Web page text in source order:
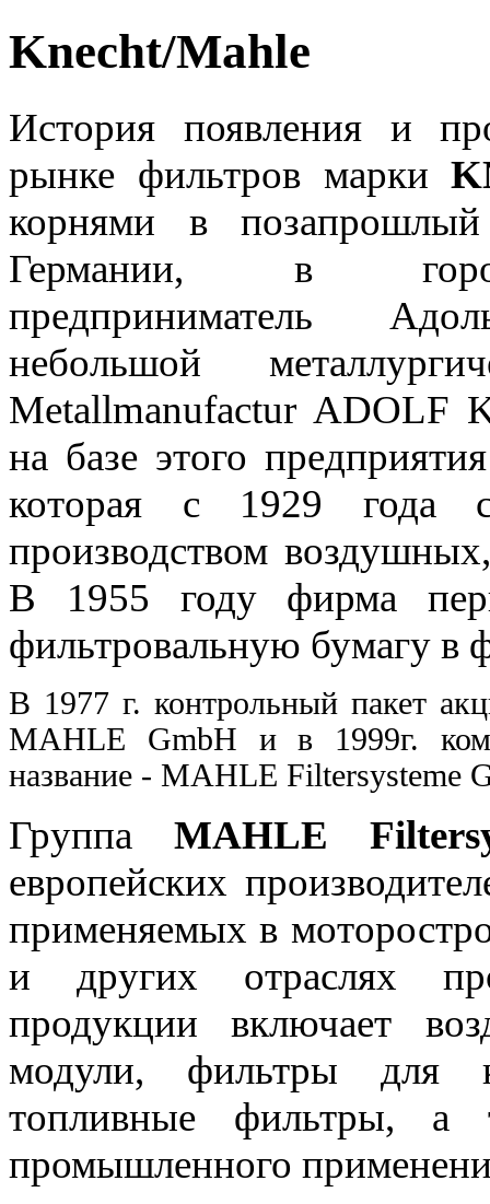
Knecht/Mahle
История появления и
рынке фильтров марки
корнями в
Германии, в
предприниматель
небольшой
Metallmanufactur ADOLF
на базе этого
которая с 1929 года
производством
В 1955 году фирма
фильтровальную бумагу в
В 1977 г. контрольный пакет
MAHLE GmbH и в 1999г.
название - MAHLE Filtersysteme
ГруппаMAHLE
европейских
применяемых в
и других отраслях
продукции включает
модули, фильтры для
топливные фильтры, а
промышленного